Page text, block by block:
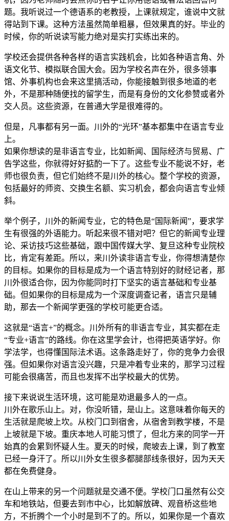
题。我听说过一个德语系的老教授，上课就规定，谁说中文就
得站到下课。这种方法虽然简单粗暴，但效果真的好。毕业的
时候，你的听说读写能力绝对是实打实练出来的。
学校还会提供各种各样的语言实践机会，比如各种语言角、外
语文化节、模拟联合国大会。因为学校名声在外，很多领事
馆、外事机构也会来这里搞活动，你能接触到很多地道的老
外，不是那种随便找的留学生，而是有身份的文化参赞或者外
交人员。这些资源，在普通大学是很难得的。
但是，凡事都有另一面。川外的“光环”基本都集中在语言专业
上。
如果你想读的是非语言专业，比如新闻、国际经济与贸易、广
告学这些，你就得好好掂酌一下了。这些专业不能说不好，老
师也很负责，但它们始终不是川外的核心。整个学校的资源，
包括最好的师资、交换生名额、实习机会，都会向语言专业倾
斜。
举个例子，川外的新闻专业，它的特色是“国际新闻”，要求学
生有很强的外语能力。听起来很不错对吧？但它的新闻专业理
论、采访技巧这些基础，跟中国传媒大学、复旦这种专业院校
比，肯定有差距。所以，来川外读非语言专业，你得想清楚你
的目标。如果你的目标是成为一个语言特别好的财经记者，那
川外很适合你，因为你能同时打下坚实的语言基础和专业基
础。但如果你的目标是成为一个深度调查记者，语言只是辅
助，那去一个新闻学更强的学校可能更合适。
这就是“语言+”的概念。川外所有的非语言专业，其实都在走
“专业+语言”的路线。你在这里学会计，也得把英语学好。你
学法学，也得懂国际法术语。这条路走好了，你的竞争力会很
强。但如果你对语言没兴趣，只是冲着专业来的，那学习过程
可能会很痛苦，而且也发挥不出学校最大的优势。
接下来说说生活环境，这可能是劝退最多人的一点。
川外在歌乐山上。对，你没听错，是山上。这意味着你每天的
生活就是爬坡上坎。从校门口到宿舍，从宿舍到教学楼，不是
上坡就是下坡。重庆本地人可能习惯了，但北方来的同学一开
始真的会累到怀疑人生。夏天的时候，爬坡去上课，到了教室
已经一身汗了。所以川外女生很多都腿部线条很好，因为天天
都在免费健身。
在山上带来的另一个问题就是交通不便。学校门口虽然有公交
车和地铁站，但要去到市中心，比如解放碑、观音桥这些地
方，不折腾个一个小时是到不了的。所以，如果你是一个喜欢